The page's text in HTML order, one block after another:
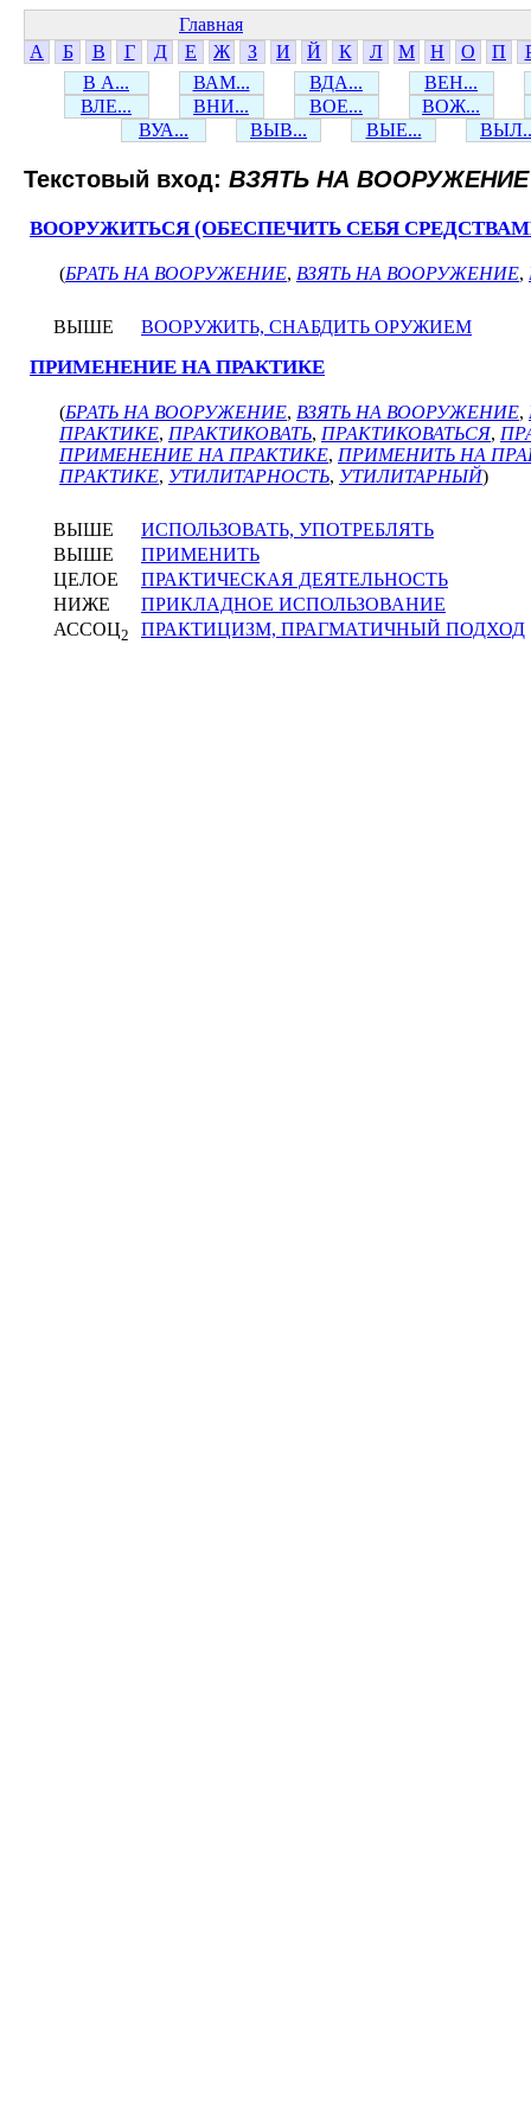
Главная
А
Б В Г Д Е Ж З И Й К Л М Н О П
В А...
ВАМ... ВДА...
ВЕН...
ВЛЕ...
ВНИ... ВОЕ...
ВОЖ...
ВУА...
ВЫВ... ВЫЕ...
Текстовый вход: ВЗЯТЬ НА ВООРУЖЕНИЕ
ВООРУЖИТЬСЯ (ОБЕСПЕЧИТЬ СЕБЯ
(БРАТЬ НА ВООРУЖЕНИЕ, ВЗЯТЬ НА ВООРУЖЕНИЕ,
ВЫШЕ ВООРУЖИТЬ, СНАБДИТЬ ОРУЖИЕМ
ПРИМЕНЕНИЕ НА ПРАКТИКЕ
(БРАТЬ НА ВООРУЖЕНИЕ, ВЗЯТЬ НА ВООРУЖЕНИЕ,
ПРАКТИКЕ, ПРАКТИКОВАТЬ, ПРАКТИКОВАТЬСЯ,
ПРИМЕНЕНИЕ НА ПРАКТИКЕ, ПРИМЕНИТЬ НА
ПРАКТИКЕ, УТИЛИТАРНОСТЬ, УТИЛИТАРНЫЙ)
ВЫШЕ
ИСПОЛЬЗОВАТЬ, УПОТРЕБЛЯТЬ
ВЫШЕ
ПРИМЕНИТЬ
ЦЕЛОЕ
ПРАКТИЧЕСКАЯ ДЕЯТЕЛЬНОСТЬ
НИЖЕ
ПРИКЛАДНОЕ ИСПОЛЬЗОВАНИЕ
АССОЦ2 ПРАКТИЦИЗМ, ПРАГМАТИЧНЫЙ ПОДХОД